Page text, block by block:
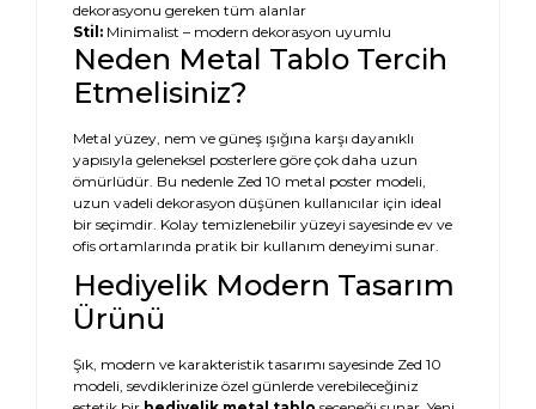
dekorasyonu gereken tüm alanlar
Stil: Minimalist – modern dekorasyon uyumlu
Neden Metal Tablo Tercih
Etmelisiniz?
Metal yüzey, nem ve güneş ışığına karşı dayanıklı
yapısıyla geleneksel posterlere göre çok daha uzun
ömürlüdür. Bu nedenle Zed 10 metal poster modeli,
uzun vadeli dekorasyon düşünen kullanıcılar için ideal
bir seçimdir. Kolay temizlenebilir yüzeyi sayesinde ev ve
ofis ortamlarında pratik bir kullanım deneyimi sunar.
Hediyelik Modern Tasarım
Ürünü
Şık, modern ve karakteristik tasarımı sayesinde Zed 10
modeli, sevdiklerinize özel günlerde verebileceğiniz